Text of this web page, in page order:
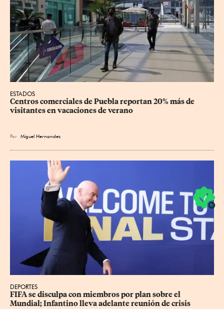
ESTADOS
Centros comerciales de Puebla reportan 20% más de
visitantes en vacaciones de verano
Por Miguel Hernandez
DEPORTES
FIFA se disculpa con miembros por plan sobre el
Mundial; Infantino lleva adelante reunión de crisis